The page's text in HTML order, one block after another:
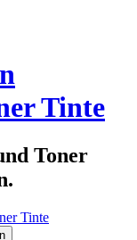
Tinte
Toner